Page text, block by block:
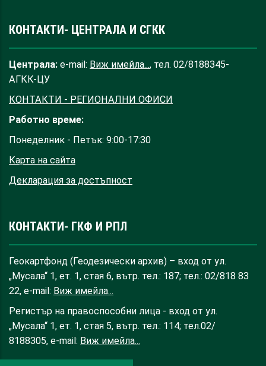
КОНТАКТИ- ЦЕНТРАЛА И СГКК
Централа: e-mail: Виж имейла..., тел. 02/8188345-
АГКК-ЦУ
КОНТАКТИ - РЕГИОНАЛНИ ОФИСИ
Работно време:
Понеделник - Петък: 9:00-17:30
Карта на сайта
Декларация за достъпност
КОНТАКТИ- ГКФ И РПЛ
Геокартфонд (Геодезически архив) – вход от ул.
„Мусала“ 1, ет. 1, стая 6, вътр. тел.: 187; тел.: 02/818 83
22, e-mail: Виж имейла...
Регистър на правоспособни лица - вход от ул.
„Мусала“ 1, ет. 1, стая 5, вътр. тел.: 114; тел.02/
8188305, e-mail: Виж имейла...